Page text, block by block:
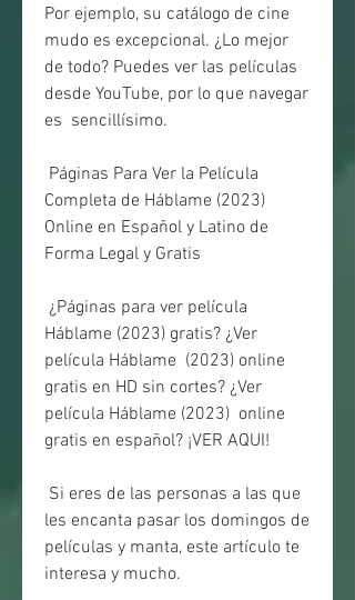
Por ejemplo, su catálogo de cine
mudo es excepcional. ¿Lo mejor
de todo? Puedes ver las películas
desde YouTube, por lo que navegar
es  sencillísimo.
Completa de Háblame (2023)
Online en Español y Latino de
Forma Legal y Gratis
Háblame (2023) gratis? ¿Ver
película Háblame  (2023) online
gratis en HD sin cortes? ¿Ver
película Háblame (2023)  online
gratis en español? ¡VER AQUI!
les encanta pasar los domingos de
películas y manta, este artículo te
interesa y mucho.